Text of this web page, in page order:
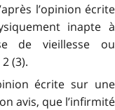
l’opinion écrite
inapte à
de vieillesse ou
(3).
écrite sur une
avis, que l’infirmité